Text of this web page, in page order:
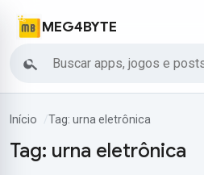
MEG4BYTE
Início Tag: urna eletrônica
Tag: urna eletrônica